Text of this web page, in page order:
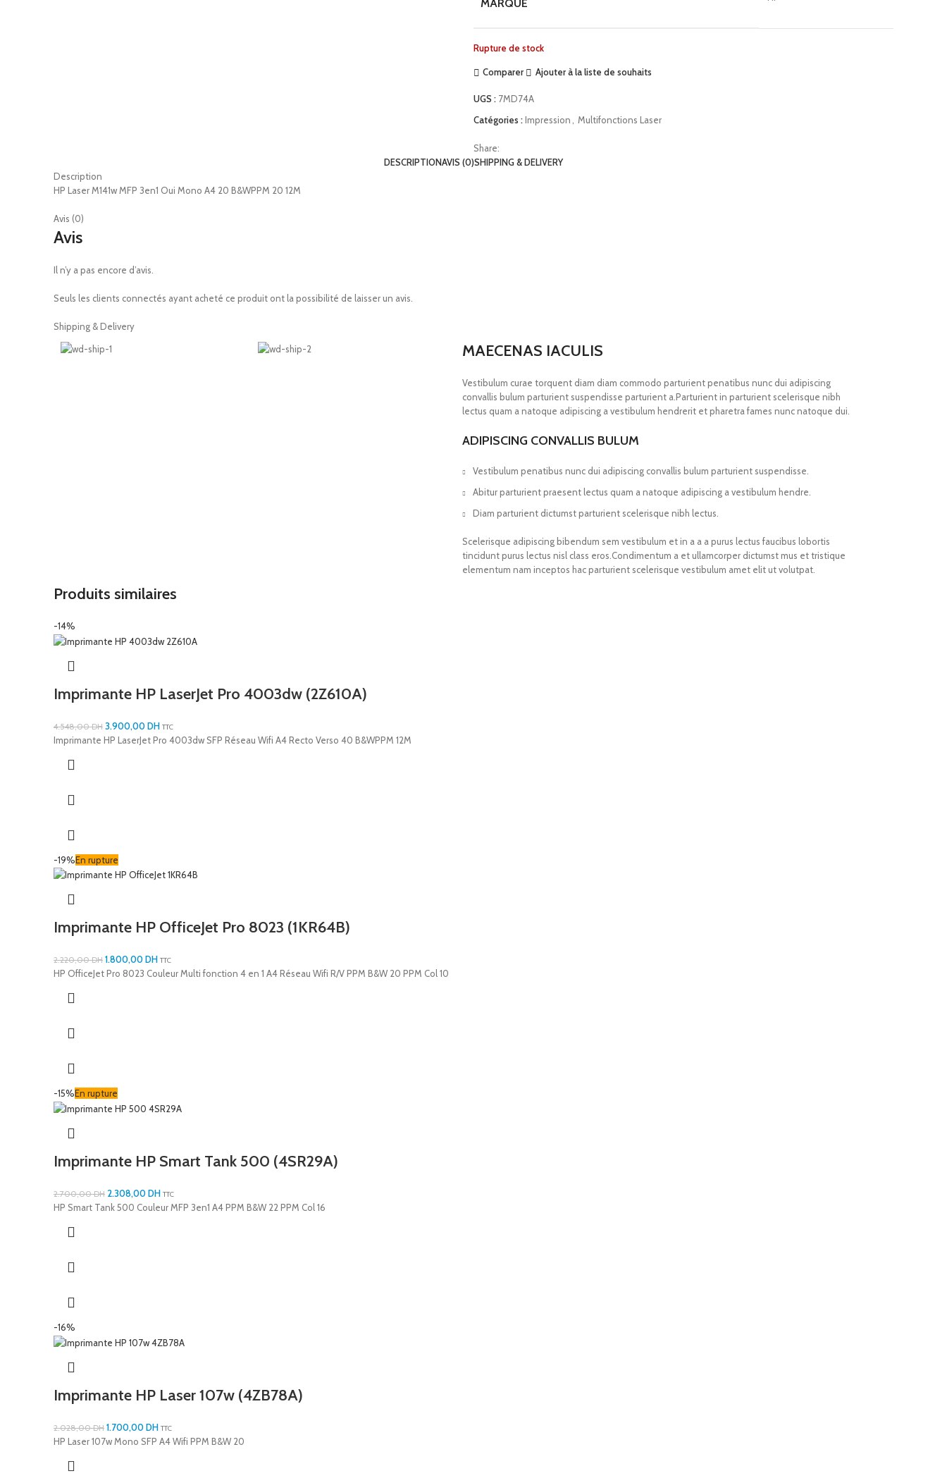
MARQUE
Rupture de stock
Comparer Ajouter à la liste de souhaits
UGS : 7MD74A
Catégories :Impression Multifonctions Laser
Share:
DESCRIPTIONAVIS (0)SHIPPING & DELIVERY
Description
HP Laser M141w MFP 3en1 Oui Mono A4 20 B&WPPM 20 12M
Avis (0)
Avis
Il n’y a pas encore d’avis.
Seuls les clients connectés ayant acheté ce produit ont la possibilité de laisser un avis.
Shipping & Delivery
MAECENAS IACULIS
Vestibulum curae torquent diam diam commodo parturient penatibus nunc dui adipiscing
convallis bulum parturient suspendisse parturient a.Parturient in parturient scelerisque nibh
lectus quam a natoque adipiscing a vestibulum hendrerit et pharetra fames nunc natoque dui.
ADIPISCING CONVALLIS BULUM
Vestibulum penatibus nunc dui adipiscing convallis bulum parturient suspendisse.
Abitur parturient praesent lectus quam a natoque adipiscing a vestibulum hendre.
Diam parturient dictumst parturient scelerisque nibh lectus.
Scelerisque adipiscing bibendum sem vestibulum et in a a a purus lectus faucibus lobortis
tincidunt purus lectus nisl class eros.Condimentum a et ullamcorper dictumst mus et tristique
elementum nam inceptos hac parturient scelerisque vestibulum amet elit ut volutpat.
Produits similaires
-14%
Imprimante HP LaserJet Pro 4003dw (2Z610A)
4.548,00DH 3.900,00DH TTC
Imprimante HP LaserJet Pro 4003dw SFP Réseau Wifi A4 Recto Verso 40 B&WPPM 12M
-19%En rupture
Imprimante HP OfficeJet Pro 8023 (1KR64B)
2.220,00DH 1.800,00DH TTC
HP OfficeJet Pro 8023 Couleur Multi fonction 4 en 1 A4 Réseau Wifi R/V PPM B&W 20 PPM Col 10
-15%En rupture
Imprimante HP Smart Tank 500 (4SR29A)
2.700,00DH 2.308,00DH TTC
HP Smart Tank 500 Couleur MFP 3en1 A4 PPM B&W 22 PPM Col 16
-16%
Imprimante HP Laser 107w (4ZB78A)
2.028,00DH 1.700,00DH TTC
HP Laser 107w Mono SFP A4 Wifi PPM B&W 20